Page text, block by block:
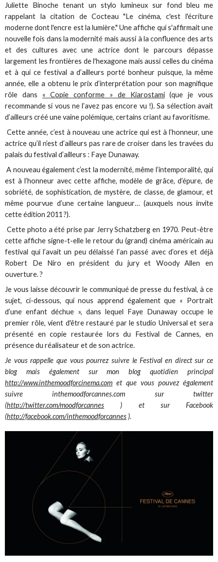
Juliette Binoche tenant un stylo lumineux sur fond bleu me
rappelant la citation de Cocteau "Le cinéma, c'est l'écriture
moderne dont l'encre est la lumière." Une affiche qui s'affirmait une
nouvelle fois dans la modernité mais aussi à la confluence des arts
et des cultures avec une actrice dont le parcours dépasse
largement les frontières de l'hexagone mais aussi celles du cinéma
et à qui ce festival a d’ailleurs porté bonheur puisque, la même
année, elle a obtenu le prix d’interprétation pour son magnifique
rôle dans « Copie conforme » de Kiarostami(que je vous
recommande si vous ne l’avez pas encore vu !). Sa sélection avait
d’ailleurs créé une vaine polémique, certains criant au favoritisme.
Cette année, c’est à nouveau une actrice qui est à l’honneur, une
actrice qu’il n’est d’ailleurs pas rare de croiser dans les travées du
palais du festival d’ailleurs : Faye Dunaway.
A nouveau également c’est la modernité, même l’intemporalité, qui
est à l’honneur avec cette affiche, modèle de grâce, d’épure, de
sobriété, de sophistication, de mystère, de classe, de glamour, et
même pourvue d’une certaine langueur… (auxquels nous invite
cette édition 2011 ?).
Cette photo a été prise par Jerry Schatzberg en 1970. Peut-être
cette affiche signe-t-elle le retour du (grand) cinéma américain au
festival qui l’avait un peu délaissé l’an passé avec d’ores et déjà
Robert De Niro en président du jury et Woody Allen en
ouverture. ?
Je vous laisse découvrir le communiqué de presse du festival, à ce
sujet, ci-dessous, qui nous apprend également que « Portrait
d’une enfant déchue », dans lequel Faye Dunaway occupe le
premier rôle, vient d'être restauré par le studio Universal et sera
présenté en copie restaurée lors du Festival de Cannes, en
présence du réalisateur et de son actrice.
Je vous rappelle que vous pourrez suivre le Festival en direct sur ce
blog mais également sur mon blog quotidien principal
http://www.inthemoodforcinema.com et que vous pouvez également
suivre inthemoodforcannes.com sur twitter
(http://twitter.com/moodforcannes ) et sur Facebook
(http://facebook.com/inthemoodforcannes ).